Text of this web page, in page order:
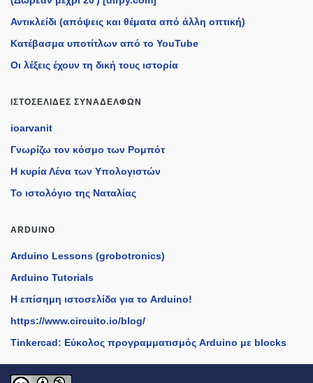
Αντικλείδι (απόψεις και θέματα από άλλη οπτική)
Κατέβασμα υποτίτλων από το YouTube
Οι λέξεις έχουν τη δική τους ιστορία
ΙΣΤΟΣΕΛΊΔΕΣ ΣΥΝΑΔΈΛΦΩΝ
ioarvanit
Γνωρίζω τον κόσμο των Ρομπότ
Η κυρία Λένα των Υπολογιστών
Το ιστολόγιο της Ναταλίας
ARDUINO
Arduino Lessons (grobotronics)
Arduino Tutorials
H επίσημη ιστοσελίδα για το Arduino!
https://www.circuito.io/blog/
Tinkercad: Εύκολος προγραμματισμός Arduino με blocks